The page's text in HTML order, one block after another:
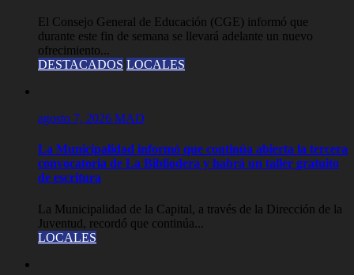
El Consejo General de Educación (CGE) informó que
durante este fin de semana se llevará adelante un nuevo
ofrecimiento...
DESTACADOS LOCALES
agosto 7, 2026 MAD
La Municipalidad informó que continúa abierta la tercera
convocatoria de La Bibliodera y habrá un taller gratuito
de escritura
La Municipalidad de la Capital, a través de la Dirección de la
Juventud, recordó que continúa...
LOCALES